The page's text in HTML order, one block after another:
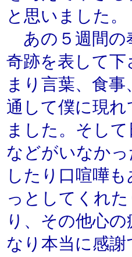
と思いました。
あの５週間の
奇跡を表して
まり言葉、食
通して僕に現
ました。そし
などがいなか
したり口喧嘩
っとしてくれ
り、その他心
なり本当に感